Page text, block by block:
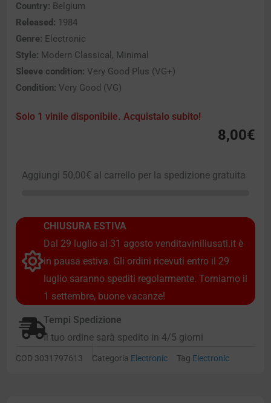
Country: Belgium
Released: 1984
Genre: Electronic
Style: Modern Classical, Minimal
Sleeve condition: Very Good Plus (VG+)
Condition: Very Good (VG)
Solo 1 vinile disponibile. Acquistalo subito!
8,00€
Aggiungi 50,00€ al carrello per la spedizione gratuita
CHIUSURA ESTIVA
Dal 29 luglio al 31 agosto venditaviniliusati.it è
in pausa estiva. Gli ordini ricevuti entro il 29
luglio saranno spediti regolarmente. Torniamo il
1 settembre, buone vacanze!
Tempi Spedizione
Il tuo ordine sarà spedito in 4/5 giorni
COD 3031797613 Categoria Electronic Tag Electronic